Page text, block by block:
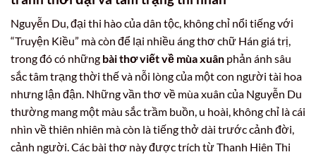
Nguyễn Du, đại thi hào của dân tộc, không chỉ nổi tiếng với
“Truyện Kiều” mà còn để lại nhiều áng thơ chữ Hán giá trị,
trong đó có những bài thơ viết về mùa xuân phản ánh sâu
sắc tâm trạng thời thế và nỗi lòng của một con người tài hoa
nhưng lận đận. Những vần thơ về mùa xuân của Nguyễn Du
thường mang một màu sắc trầm buồn, u hoài, không chỉ là cái
nhìn về thiên nhiên mà còn là tiếng thở dài trước cảnh đời,
cảnh người. Các bài thơ này được trích từ Thanh Hiên Thi